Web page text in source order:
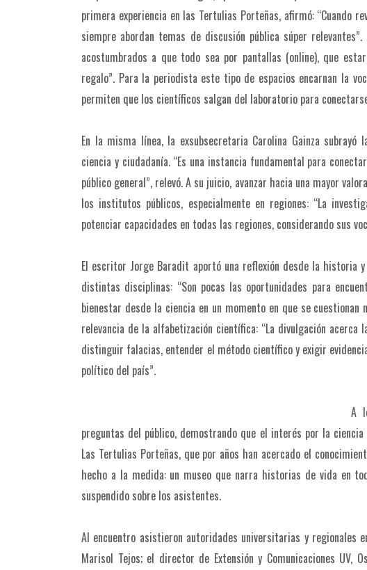
primera experiencia en las Tertulias Porteñas, afirmó: “Cuando
siempre abordan temas de discusión pública súper
acostumbrados a que todo sea por pantallas (online), que
regalo”. Para la periodista este tipo de espacios encarnan la
permiten que los científicos salgan del laboratorio para
En la misma línea, la exsubsecretaria Carolina Gainza
ciencia y ciudadanía. “Es una instancia fundamental para
público general”, relevó. A su juicio, avanzar hacia una mayor
los institutos públicos, especialmente en regiones: “La
potenciar capacidades en todas las regiones, considerando sus
El escritor Jorge Baradit aportó una reflexión desde la historia
distintas disciplinas: “Son pocas las oportunidades para
bienestar desde la ciencia en un momento en que se
relevancia de la alfabetización científica: “La divulgación
distinguir falacias, entender el método científico y exigir
político del país”.
A
preguntas del público, demostrando que el interés por la
Las Tertulias Porteñas, que por años han acercado el
hecho a la medida: un museo que narra historias de vida en
suspendido sobre los asistentes.
Al encuentro asistieron autoridades universitarias y regionales
Marisol Tejos; el director de Extensión y Comunicaciones UV,